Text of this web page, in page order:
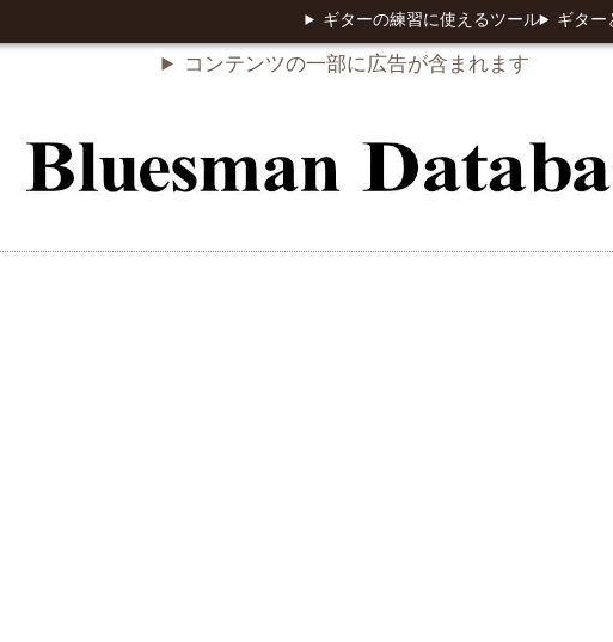
ギターの練習に使えるツール ギター
コンテンツの一部に広告が含まれます